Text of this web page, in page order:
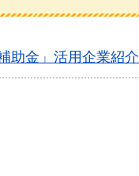
助金」活用企業紹介